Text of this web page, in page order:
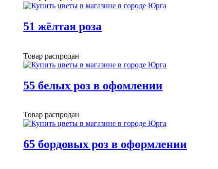
51 жёлтая роза
Товар распродан
55 белых роз в офомлении
Товар распродан
65 бордовых роз в оформлении